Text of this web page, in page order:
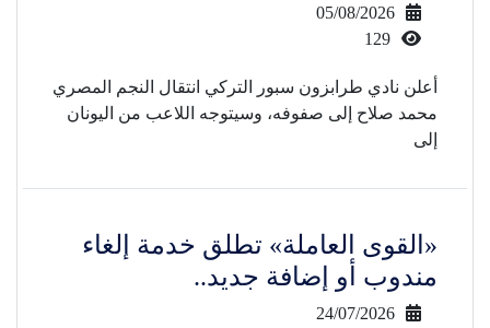
05/08/2026
129
أعلن نادي طرابزون سبور التركي انتقال النجم المصري
محمد صلاح إلى صفوفه، وسيتوجه اللاعب من اليونان
إلى
«القوى العاملة» تطلق خدمة إلغاء
مندوب أو إضافة جديد..
24/07/2026